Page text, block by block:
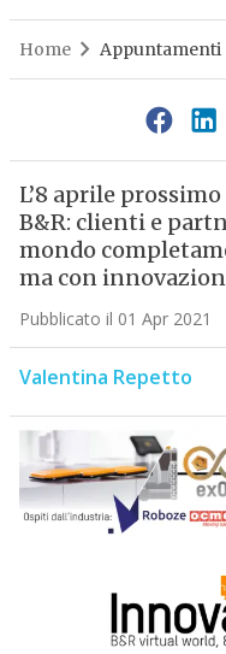
Home Appuntamenti
L’8 aprile
B&R: clienti e
mondo
ma con
Pubblicato il 01 Apr 2021
Valentina Repetto